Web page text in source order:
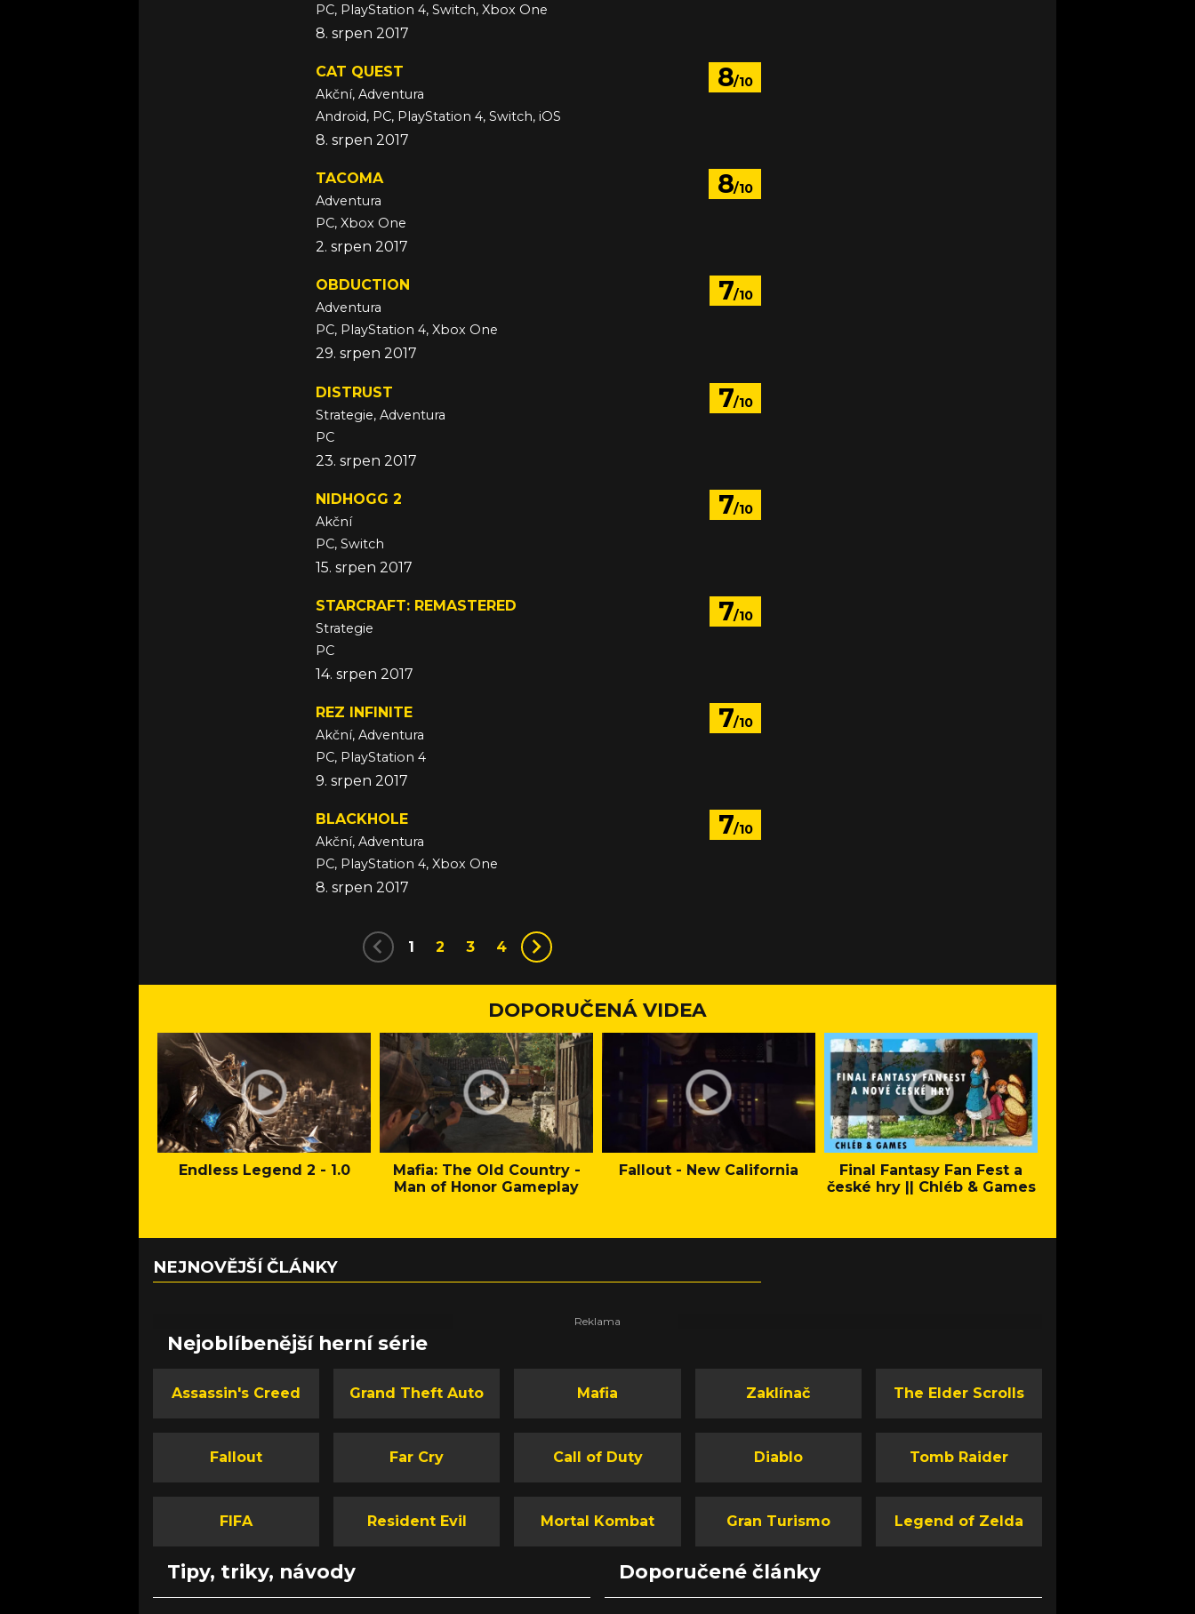
PC, PlayStation 4, Switch, Xbox One
8. srpen 2017
8/10
CAT QUEST
Akční, Adventura
Android, PC, PlayStation 4, Switch, iOS
8. srpen 2017
8/10
TACOMA
Adventura
PC, Xbox One
2. srpen 2017
7/10
OBDUCTION
Adventura
PC, PlayStation 4, Xbox One
29. srpen 2017
7/10
DISTRUST
Strategie, Adventura
PC
23. srpen 2017
7/10
NIDHOGG 2
Akční
PC, Switch
15. srpen 2017
7/10
STARCRAFT: REMASTERED
Strategie
PC
14. srpen 2017
7/10
REZ INFINITE
Akční, Adventura
PC, PlayStation 4
9. srpen 2017
7/10
BLACKHOLE
Akční, Adventura
PC, PlayStation 4, Xbox One
8. srpen 2017
1 2 3 4
DOPORUČENÁ VIDEA
Endless Legend 2 - 1.0
Mafia: The Old Country -
Man of Honor Gameplay
Fallout - New California
Final Fantasy Fan Fest a
české hry || Chléb & Games
NEJNOVĚJŠÍ ČLÁNKY
Nejoblíbenější herní série
Assassin's Creed Grand Theft Auto Mafia Zaklínač The Elder Scrolls
Fallout Far Cry Call of Duty Diablo Tomb Raider
FIFA Resident Evil Mortal Kombat Gran Turismo Legend of Zelda
Tipy, triky, návody Doporučené články